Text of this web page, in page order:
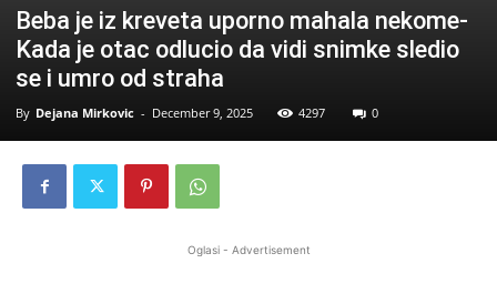
Beba je iz kreveta uporno mahala nekome-
Kada je otac odlucio da vidi snimke sledio
se i umro od straha
By Dejana Mirkovic - December 9, 2025 4297 0
Oglasi - Advertisement